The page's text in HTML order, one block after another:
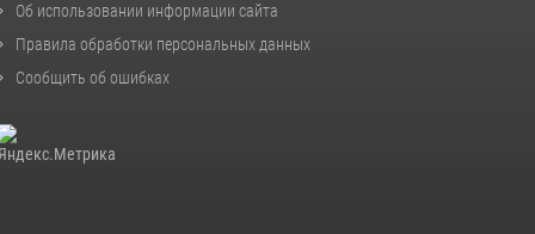
Об использовании информации сайта
Правила обработки персональных данных
Сообщить об ошибках